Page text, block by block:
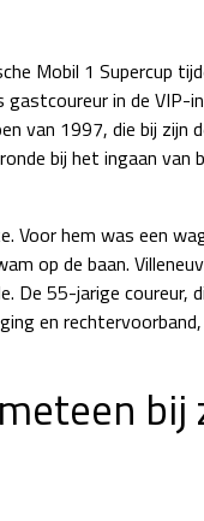
Mobil 1 Supercup
gastcoureur in de VIP-
van 1997, die bij zijn
bij het ingaan van
Voor hem was een
op de baan.
De 55-jarige coureur,
en
bij